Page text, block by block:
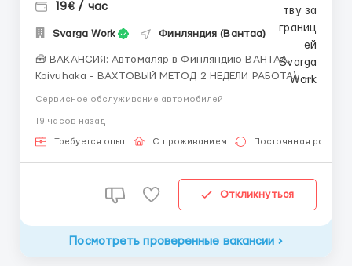
19€ / час
Svarga Work Финляндия (Вантаа)
🧰 ВАКАНСИЯ: Автомаляр в Финляндию ВАНТАА,
Koivuhaka - ВАХТОВЫЙ МЕТОД 2 НЕДЕЛИ РАБОТА\ 2
НЕДЕЛИ ДОМ 📍 Локация: столтчный регион, Вантаа,
только вас утверждают 💶 Зарплата: 19 €/час
брутто 🏠 Жильё: предоставляется БЕСПЛАТНО 📞
Сервисное обслуживание автомобилей
19 часов назад
Требуется опыт С проживанием Постоянная работа
Откликнуться
Посмотреть проверенные вакансии